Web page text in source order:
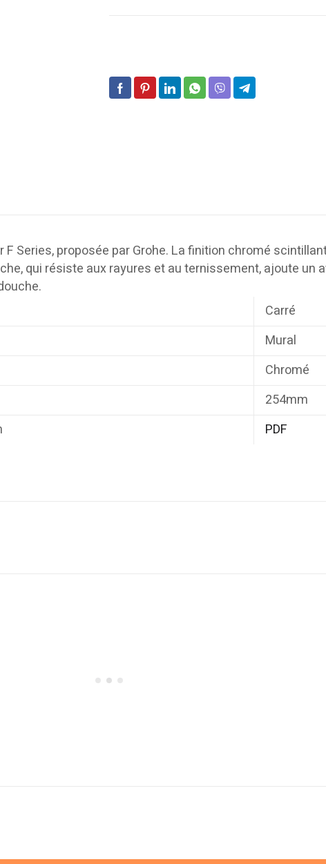
Series, proposée par Grohe. La finition chromé
qui résiste aux rayures et au ternissement, ajoute un
Carré
Mural
Chromé
254mm
PDF